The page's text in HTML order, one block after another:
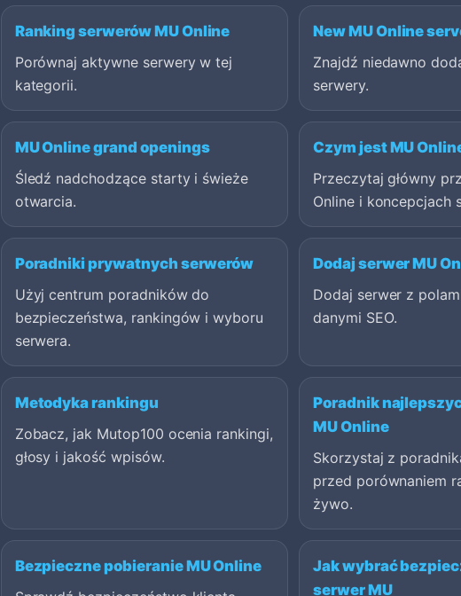
Ranking serwerów MU Online
Porównaj aktywne serwery w tej
kategorii.
New MU Online
Znajdź niedawno
serwery.
MU Online grand openings
Śledź nadchodzące starty i świeże
otwarcia.
Czym jest MU
Przeczytaj główny
Online i koncepcjach
Poradniki prywatnych serwerów
Użyj centrum poradników do
bezpieczeństwa, rankingów i wyboru
serwera.
Dodaj serwer MU
Dodaj serwer z
danymi SEO.
Metodyka rankingu
Zobacz, jak Mutop100 ocenia rankingi,
głosy i jakość wpisów.
Poradnik
MU Online
Skorzystaj z
przed porównaniem
żywo.
Bezpieczne pobieranie MU Online
Jak wybrać
serwer MU